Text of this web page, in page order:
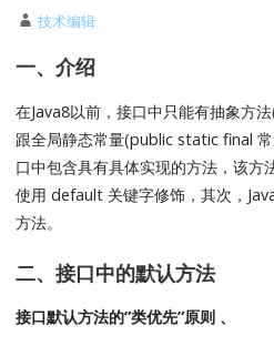
技术编辑
一、介绍
在Java8以前，接口中只能有抽象方
跟全局静态常量(public static final
口中包含具有具体实现的方法，该方
使用 default 关键字修饰，其次，
方法。
二、接口中的默认方法
接口默认方法的”类优先”原则 、